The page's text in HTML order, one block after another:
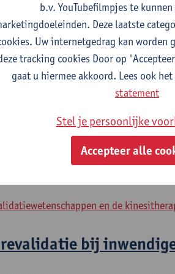
en de
en de
Sciences and Physiotherapy:
Sciences and Physiotherapy:
en de
bij
b.v. YouTubefilmpjes te
Deze laatste
Uw internetgedrag kan worden
tracking cookies Door op
gaat u hiermee akkoord. Lees ook
statement
Stel je persoonlijke
Accepteer alle